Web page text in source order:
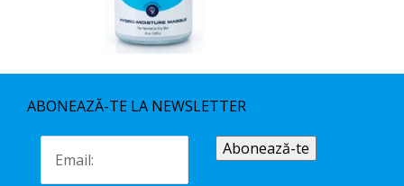
ABONEAZĂ-TE LA NEWSLETTER